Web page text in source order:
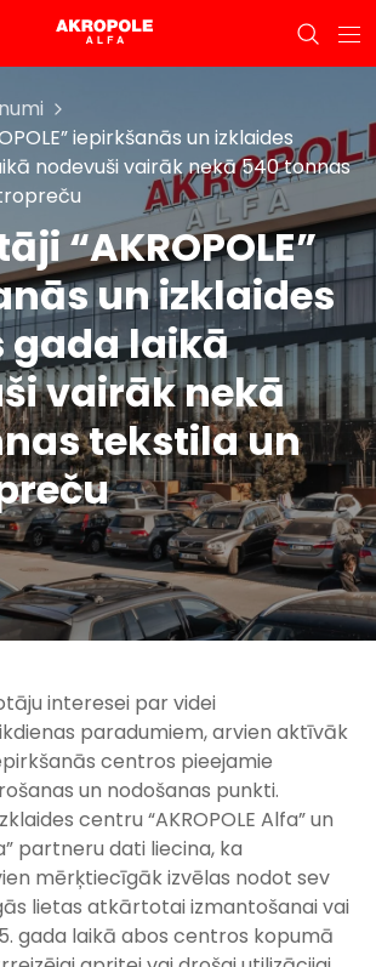
iepirkšanās un izklaides
nodevuši vairāk nekā 540 tonnas
“AKROPOLE”
un izklaides
gada laikā
vairāk nekā
tekstila un
interesei par videi
paradumiem, arvien aktīvāk
centros pieejamie
un nodošanas punkti.
centru “AKROPOLE Alfa” un
partneru dati liecina, ka
mērķtiecīgāk izvēlas nodot sev
lietas atkārtotai izmantošanai vai
gada laikā abos centros kopumā